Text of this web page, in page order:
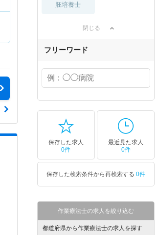
胚培養士
閉じる
フリーワード
保存した求人
0件
最近見た求人
0件
保存した検索条件から再検索する 0件
作業療法士の求人を絞り込む
都道府県から作業療法士の求人を探す